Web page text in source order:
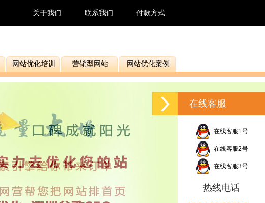
关于我们 联系我们 付款方式
网站优化培训 营销型网站 网站优化案例
在线客服
在线客服1号
在线客服2号
在线客服3号
热线电话